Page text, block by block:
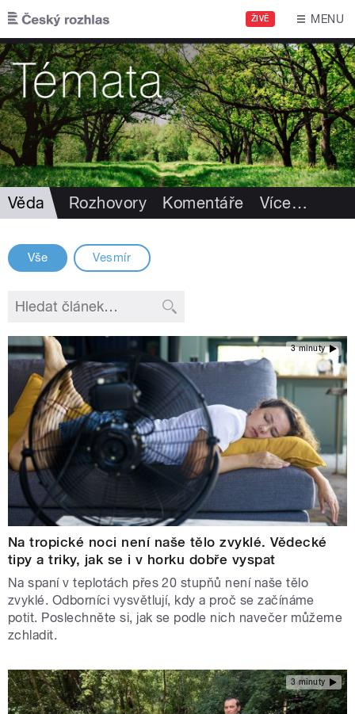
Přejít k hlavnímu obsahu
ŽIVĚ MENU
Věda Rozhovory Komentáře Více…
Vše Vesmír
3 minuty
Na tropické noci není naše tělo zvyklé. Vědecké
tipy a triky, jak se i v horku dobře vyspat
Na spaní v teplotách přes 20 stupňů není naše tělo
zvyklé. Odborníci vysvětlují, kdy a proč se začínáme
potit. Poslechněte si, jak se podle nich navečer můžeme
zchladit.
3 minuty